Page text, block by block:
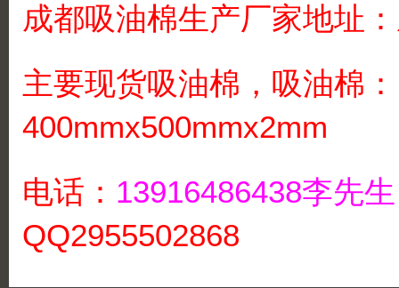
成都吸油棉生产厂家地址
主要现货吸油棉，吸油棉：
400mmx500mmx2mm
电话： 13916486438李先
QQ2955502868